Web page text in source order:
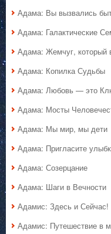
Адама: Вы вызвались
Адама: Галактические
Адама: Жемчуг, который
Адама: Копилка Судьбы
Адама: Любовь — это
Адама: Мосты
Адама: Мы мир, мы дети
Адама: Пригласите
Адама: Созерцание
Адама: Шаги в Вечности
Адамис: Здесь и Сейчас!
Адамис: Путешествие в